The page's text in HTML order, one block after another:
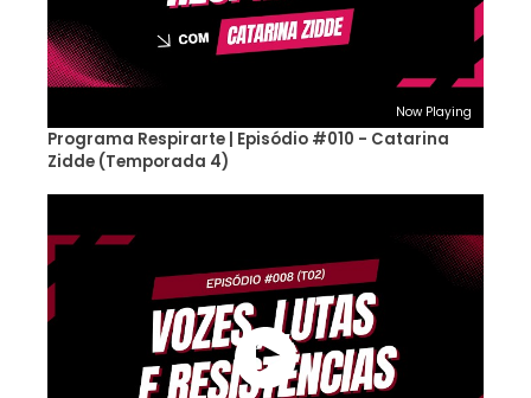
Now Playing
Programa Respirarte | Episódio #010 - Catarina
Zidde (Temporada 4)